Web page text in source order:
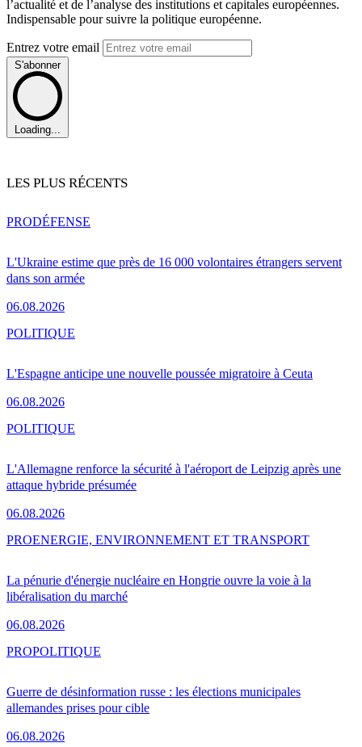
l’actualité et de l’analyse des institutions et capitales européennes.
Indispensable pour suivre la politique européenne.
Entrez votre email
S'abonner
Loading...
LES PLUS RÉCENTS
L'Ukraine estime que près de 16 000 volontaires étrangers servent
dans son armée
06.08.2026
PRODÉFENSE
L'Espagne anticipe une nouvelle poussée migratoire à Ceuta
06.08.2026
POLITIQUE
L'Allemagne renforce la sécurité à l'aéroport de Leipzig après une
attaque hybride présumée
06.08.2026
POLITIQUE
La pénurie d'énergie nucléaire en Hongrie ouvre la voie à la
libéralisation du marché
06.08.2026
PROENERGIE, ENVIRONNEMENT ET TRANSPORT
Guerre de désinformation russe : les élections municipales
allemandes prises pour cible
06.08.2026
PROPOLITIQUE